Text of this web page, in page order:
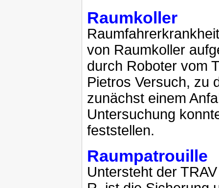
Raumkoller
von Raumkoller
durch Roboter vom
Pietros Versuch, zu
zunächst einem
Untersuchung
feststellen.
Raumpatrouille
Untersteht der